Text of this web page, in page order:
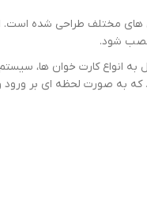
های مختلف طراحی شده است.
نصب شود.
به انواع کارت خوان ها،
که به صورت لحظه ای بر ورود